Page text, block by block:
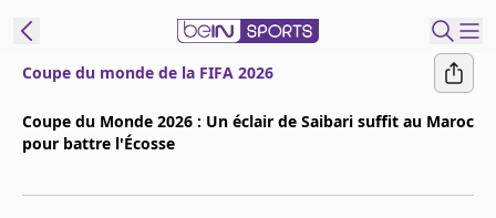
Coupe du monde de la FIFA 2026
Coupe du Monde 2026 : Un éclair de Saibari suffit au Maroc
pour battre l'Écosse